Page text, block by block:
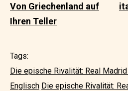
Von Griechenland auf
Ihren Teller
Tags:
Die epische Rivalität: Real
Englisch Die epische Rivalität: